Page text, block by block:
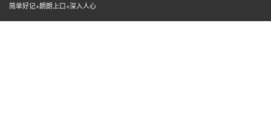
简单好记+朗朗上口+深入人心